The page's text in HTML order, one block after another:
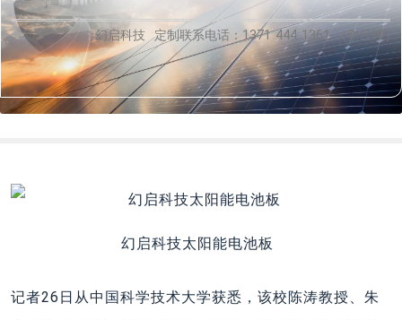
幻启科技 定制联系电话：1371 444 1361 （李经理）
幻启科技太阳能电池板
记者26日从中国科学技术大学获悉，该校陈涛教授、朱